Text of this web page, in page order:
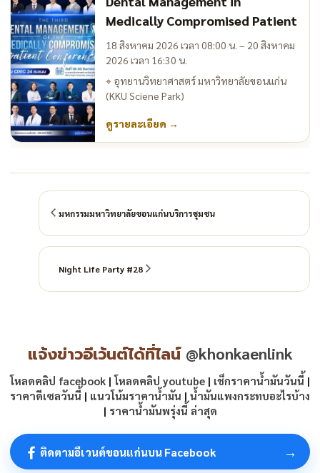
Medically Compromised Patient
18 สิงหาคม 2026 เวลา 08:00 น. – 20 สิงหาคม
2026 เวลา 16:30 น.
⌖ อุทยานวิทยาศาสตร์ มหาวิทยาลัยขอนแก่น
(KKU Sciene Park)
ดูรายละเอียด →
มหกรรมมหาวิทยาลัยขอนแก่นบริการชุมชน
Night Life Party #28
แจ้งข่าวอีเว้นต์ได้ที่ไลน์ @khonkaenlink
โหลดคลิป facebook |โหลดคลิป youtube | เช็กราคาน้ำมันวันนี้ |
ราคาดีเซลวันนี้ | แนวโน้มราคาน้ำมัน | น้ำมันแพงกระทบอะไรบ้าง
| ราคาน้ำมันพรุ่งนี้ ล่าสุด
ติดตามอีเวนต์ขอนแก่นบน Facebook →